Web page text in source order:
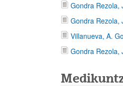
Gondra Rezola,
Gondra Rezola,
Villanueva, A.
Gondra Rezola,